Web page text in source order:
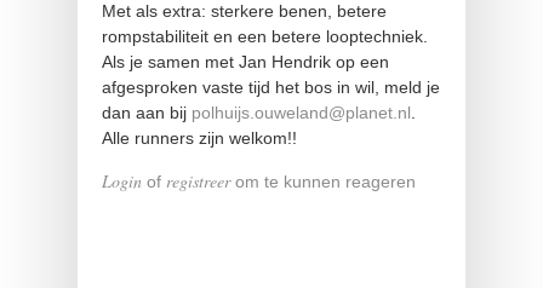
Met als extra: sterkere benen, betere
rompstabiliteit en een betere looptechniek.
Als je samen met Jan Hendrik op een
afgesproken vaste tijd het bos in wil, meld je
dan aan bij polhuijs.ouweland@planet.nl.
Alle runners zijn welkom!!
Login of registreerom te kunnen reageren